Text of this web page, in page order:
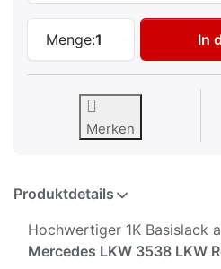
Menge:1
Autolack
In
Merken
Produktdetails
Hochwertiger 1K Basislack
Mercedes LKW 3538 LKW